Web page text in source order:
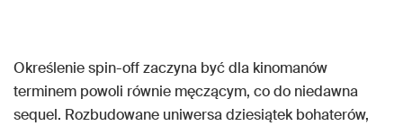
Określenie spin-off zaczyna być dla kinomanów
terminem powoli równie męczącym, co do niedawna
sequel. Rozbudowane uniwersa dziesiątek bohaterów,